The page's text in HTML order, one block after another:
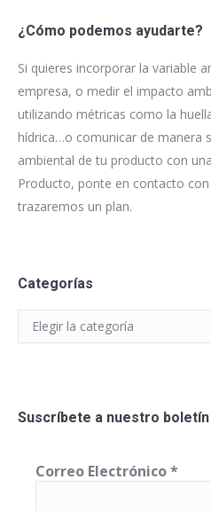
¿Cómo podemos ayudarte?
Si quieres incorporar la variable
empresa, o medir el impacto
utilizando métricas como la
hídrica…o comunicar de manera
ambiental de tu producto con
Producto, ponte en contacto
trazaremos un plan.
Categorías
Categorías
Suscríbete a nuestro boletín
Correo Electrónico*